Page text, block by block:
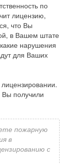
по
лицензию,
что Вы
в Вашем штате
нарушения
для Ваших
получили
пожарную
в
с